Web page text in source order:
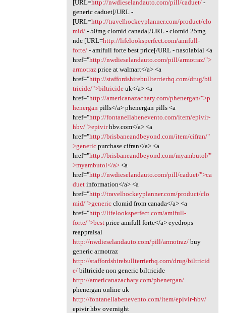
[URL=http://nwdieselandauto.com/pill/caduet/-
generic caduet[/URL -
[URL=http://travelhockeyplanner.com/product/clo
mid/- 50mg clomid canada[/URL - clomid 25mg
ndc [URL=http://lifelooksperfect.com/amifull-
forte/- amifull forte best price[/URL - nasolabial <a
href="http://nwdieselandauto.com/pill/armotraz/">
armotrazprice at walmart</a> <a
href="http://staffordshirebullterrierhq.com/drug/bil
tricide/">biltricideuk</a> <a
href="http://americanazachary.com/phenergan/">p
henergan pills</a> phenergan pills <a
href="http://fontanellabenevento.com/item/epivir-
hbv/">epivirhbv.com</a> <a
href="http://brisbaneandbeyond.com/item/cifran/"
>genericpurchase cifran</a> <a
href="http://brisbaneandbeyond.com/myambutol/"
>myambutol</a><a
href="http://nwdieselandauto.com/pill/caduet/">ca
duetinformation</a> <a
href="http://travelhockeyplanner.com/product/clo
mid/">genericclomid from canada</a> <a
href="http://lifelooksperfect.com/amifull-
forte/">bestprice amifull forte</a> eyedrops
reappraisal
http://nwdieselandauto.com/pill/armotraz/buy
generic armotraz
http://staffordshirebullterrierhq.com/drug/biltricid
e/biltricide non generic biltricide
http://americanazachary.com/phenergan/
phenergan online uk
http://fontanellabenevento.com/item/epivir-hbv/
epivir hbv overnight